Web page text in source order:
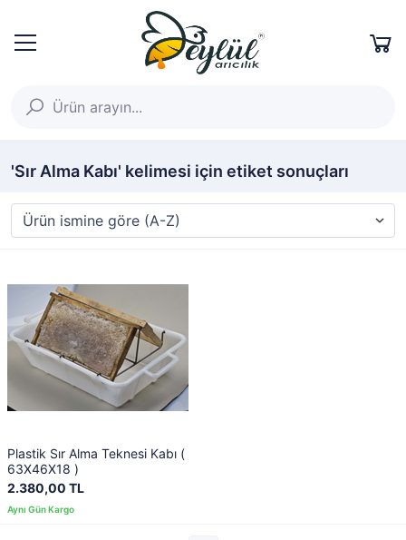
'Sır Alma Kabı' kelimesi için etiket sonuçları
Plastik Sır Alma Teknesi Kabı (
63X46X18 )
2.380,00 TL